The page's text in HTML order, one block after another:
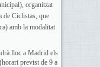
organitzat
de Ciclistas, que
amb la modalitat
lloc a Madrid els
previst de 9 a